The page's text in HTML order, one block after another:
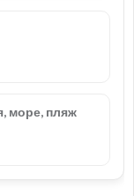
море, пляж